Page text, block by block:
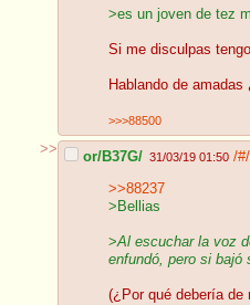
>es un joven de tez
Si me disculpas
Hablando de
>>>88500
>> or/B37G/ 31/03/19 01:50 /#/
>>88237
>Bellias
>Al escuchar la voz
enfundó, pero si bajó
(¿Por qué debería de